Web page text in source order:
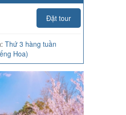
Đặt tour
Thứ 3 hàng tuần
Hoa)